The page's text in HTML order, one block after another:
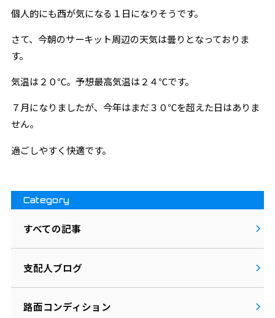
個人的にも西が気になる１日になりそうです。
さて、今朝のサーキット周辺の天気は曇りとなっておりま
す。
気温は２０℃。予想最高気温は２４℃です。
７月になりましたが、今年はまだ３０℃を超えた日はありま
せん。
過ごしやすく快適です。
Category
すべての記事
支配人ブログ
路面コンディション